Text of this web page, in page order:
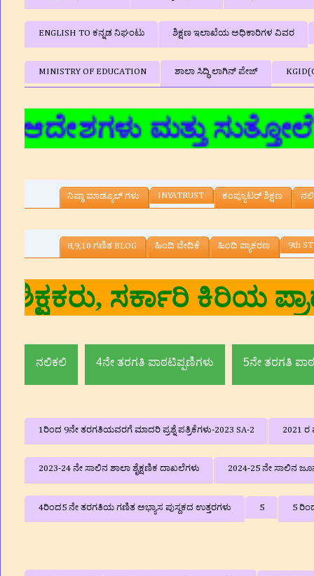
ENGLISH TO ಕನ್ನಡ ನಿಘಂಟು ಶಿಕ್ಷಣ ಇಲಾಖೆಯ ಅಧಿಕಾರಿಗಳ ವಿವರ
MINISTRY OF EDUCATION ಶಾಲಾ ಸಿದ್ಧಿ ಲಾಗಿನ್‌ ಪೇಜ್
ಮತ್ತು
ನಿಷ್ಠಾ ಮಾಡ್ಯೂಲ್ ಗಳು INYATRUST ಕಂಪ್ಯೂಟರ್‌ ಶಿಕ್ಷಣ
8,9,10 ಗಣಿತ BLOG ಹಿಂದಿ ವೇದಿಕೆ ಹಿಂದಿ ವ್ಯಾಕರಣ 9th
ನಲಿಕಲಿ 4ನೇ ತರಗತಿ ಪಾಠಟಿಪ್ಪಣಿಗಳು 5ನೇ ತರಗತಿ
1ರಿಂದ 9ನೇ ತರಗತಿಯವರಗೆ ಮಾದರಿ ಪ್ರಶ್ನೆ ಪತ್ರಿಕೆಗಳು-2023 SA-2 2021 ರ
2023-24 ನೇ ಸಾಲಿನ ಶಾಲಾ ಶೈಕ್ಷಣಿಕ ದಾಖಲೆಗಳು 2024-25 ನೇ ಸಾಲಿನ
4ರಿಂದ5 ನೇ ತರಗತಿಯ ಗಣಿತ ಅಭ್ಯಾಸ ಪುಸ್ದಕದ ಉತ್ತರಗಳು 5 5